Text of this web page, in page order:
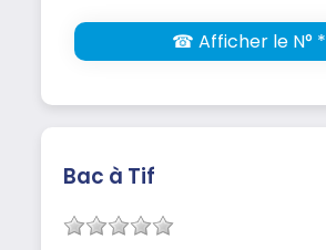
☎ Afficher le N° *
Bac à Tif